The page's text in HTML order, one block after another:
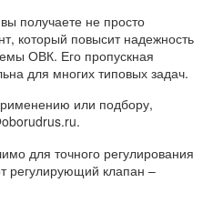
получаете не просто
который повысит надежность
ОВК. Его пропускная
для многих типовых задач.
или подбору,
для точного регулирования
регулирующий клапан –